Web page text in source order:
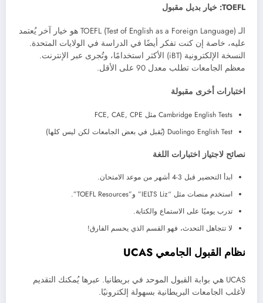
TOEFL: خيار بديل مقبول
الـ TOEFL (Test of English as a Foreign Language) هو خيار آخر يُعتمد
عليه، خاصة إن كنت تفكر أيضًا في الدراسة في الولايات المتحدة.
النسخة الإلكترونية (iBT) الأكثر استخدامًا، وتُجرى عبر الإنترنت.
معظم الجامعات تطلب معدل 90 على الأقل.
اختبارات أخرى مقبولة
Cambridge English Tests مثل FCE, CAE, CPE
Duolingo English Test (يُقبل في بعض الجامعات لكن ليس كلها)
نصائح لاجتياز اختبارات اللغة
ابدأ التحضير قبل 3-4 أشهر من موعد الامتحان.
استخدم منصات مثل “IELTS Liz” و”TOEFL Resources”.
تدرب يوميًا على الاستماع والكتابة.
لا تتجاهل التحدث، فهو القسم الذي يحسم الفارق!
نظام القبول الجامعي UCAS
UCAS هي بوابة القبول الموحد في بريطانيا. عبرها يُمكنك التقديم
لأغلب الجامعات البريطانية بسهولة إلكترونيًا.